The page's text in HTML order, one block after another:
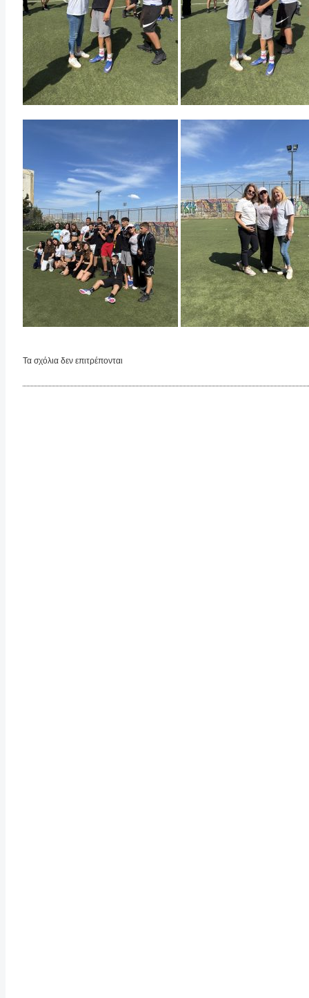
Τα σχόλια δεν επιτρέπονται